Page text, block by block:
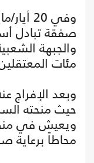
صفقة تبادل
والجبهة
مئات
وبعد الإفراج
حيث منحته
ويعيش في
محاطاً برعاية